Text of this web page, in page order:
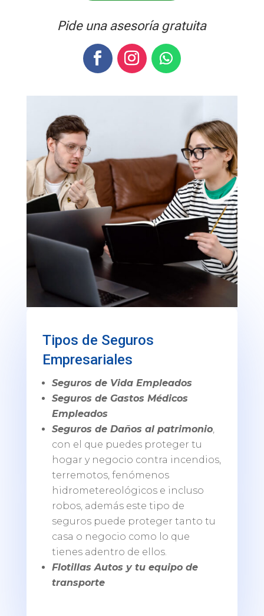
Pide una asesoría gratuita
Tipos de Seguros
Empresariales
Seguros de Vida Empleados
Seguros de Gastos Médicos
Empleados
Seguros de Daños al patrimonio,
con el que puedes proteger tu
hogar y negocio contra incendios,
terremotos, fenómenos
hidrometereológicos e incluso
robos, además este tipo de
seguros puede proteger tanto tu
casa o negocio como lo que
tienes adentro de ellos.
Flotillas Autos y tu equipo de
transporte